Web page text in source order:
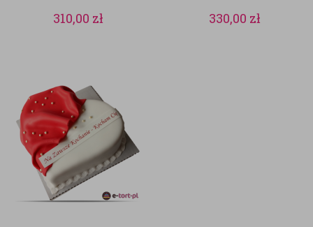
310,00 zł 330,00 zł